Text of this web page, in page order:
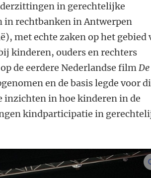
in gerechtelijke
in rechtbanken in Antwerpen
met echte zaken op het gebied
kinderen, ouders en rechters
de eerdere Nederlandse filmDe
en de basis legde voor
inzichten in hoe kinderen in de
kindparticipatie in